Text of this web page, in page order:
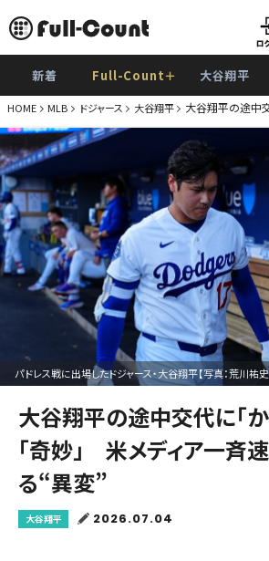
新着 Full-Count＋ 大谷翔平
HOME MLB ドジャース 大谷翔平 大谷翔平の途中
パドレス戦に出場したドジャース・大谷翔平【写真：荒川祐史
大谷翔平の途中交代に「か
「奇妙」 米メディア一斉
る“異変”
大谷翔平 2026.07.04